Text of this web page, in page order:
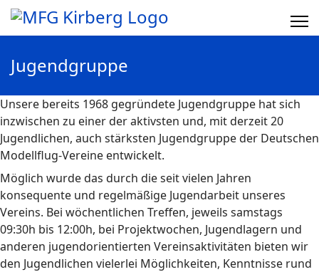
Jugendgruppe
Unsere bereits 1968 gegründete Jugendgruppe hat sich
inzwischen zu einer der aktivsten und, mit derzeit 20
Jugendlichen, auch stärksten Jugendgruppe der Deutschen
Modellflug-Vereine entwickelt.
Möglich wurde das durch die seit vielen Jahren
konsequente und regelmäßige Jugendarbeit unseres
Vereins. Bei wöchentlichen Treffen, jeweils samstags
09:30h bis 12:00h, bei Projektwochen, Jugendlagern und
anderen jugendorientierten Vereinsaktivitäten bieten wir
den Jugendlichen vielerlei Möglichkeiten, Kenntnisse rund